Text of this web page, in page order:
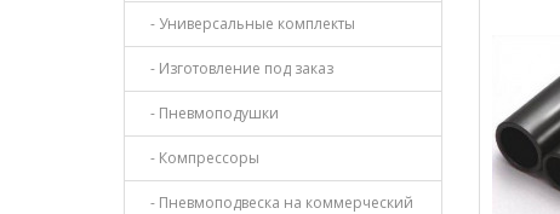
- Универсальные комплекты
- Изготовление под заказ
- Пневмоподушки
- Компрессоры
- Пневмоподвеска на коммерческий